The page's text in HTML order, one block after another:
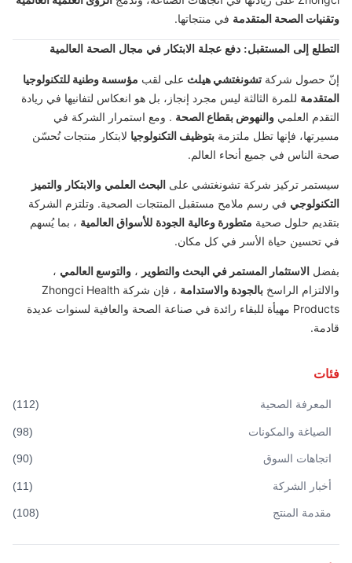
وتقنيات الصحة المتقدمة في منتجاتها.
التطلع إلى المستقبل: دفع عجلة الابتكار في مجال الصحة العالمية
إنّ حصول شركة تشونغتشي هيلث على لقب مؤسسة وطنية للتكنولوجيا
المتقدمة للمرة الثالثة ليس مجرد إنجاز، بل هو انعكاس لتفانيها في ريادة
التقدم العلمي والنهوض بقطاع الصحة . ومع استمرار الشركة في
مسيرتها، فإنها تظل ملتزمة بتوظيف التكنولوجيا لابتكار منتجات تُحسّن
صحة الناس في جميع أنحاء العالم.
سيستمر تركيز شركة تشونغتشي على البحث العلمي والابتكار والتميز
التكنولوجي في رسم ملامح مستقبل المنتجات الصحية. وتلتزم الشركة
بتقديم حلول صحية متطورة وعالية الجودة للأسواق العالمية ، بما يُسهم
في تحسين حياة الأسر في كل مكان.
بفضل الاستثمار المستمر في البحث والتطوير ، والتوسع العالمي ،
والالتزام الراسخ بالجودة والاستدامة
، فإن شركة Zhongci Health
Products مهيأة للبقاء رائدة في صناعة الصحة والعافية لسنوات عديدة
قادمة.
فئات
المعرفة الصحية (
112
)
الصياغة والمكونات (
98
)
اتجاهات السوق (
90
)
أخبار الشركة (
11
)
مقدمة المنتج (
108
)